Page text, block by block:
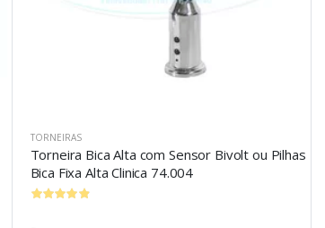
TORNEIRAS
Torneira Bica Alta com Sensor Bivolt ou Pilhas
Bica Fixa Alta Clinica 74.004